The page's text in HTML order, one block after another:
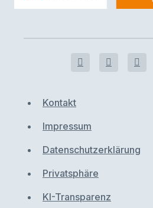
Kontakt
Impressum
Datenschutzerklärung
Privatsphäre
KI-Transparenz